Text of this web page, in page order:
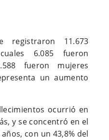
11.673
6.085 fueron
fueron mujeres
un aumento
ocurrió en
y se concentró en el
con un 43,8% del